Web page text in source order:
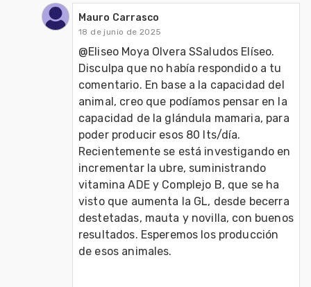
Mauro Carrasco
18 de junio de 2025
@Eliseo Moya Olvera SSaludos Elíseo.
Disculpa que no había respondido a tu
comentario. En base a la capacidad del
animal, creo que podíamos pensar en la
capacidad de la glándula mamaria, para
poder producir esos 80 lts/día.
Recientemente se está investigando en
incrementar la ubre, suministrando
vitamina ADE y Complejo B, que se ha
visto que aumenta la GL, desde becerra
destetadas, mauta y novilla, con buenos
resultados. Esperemos los producción
de esos animales.